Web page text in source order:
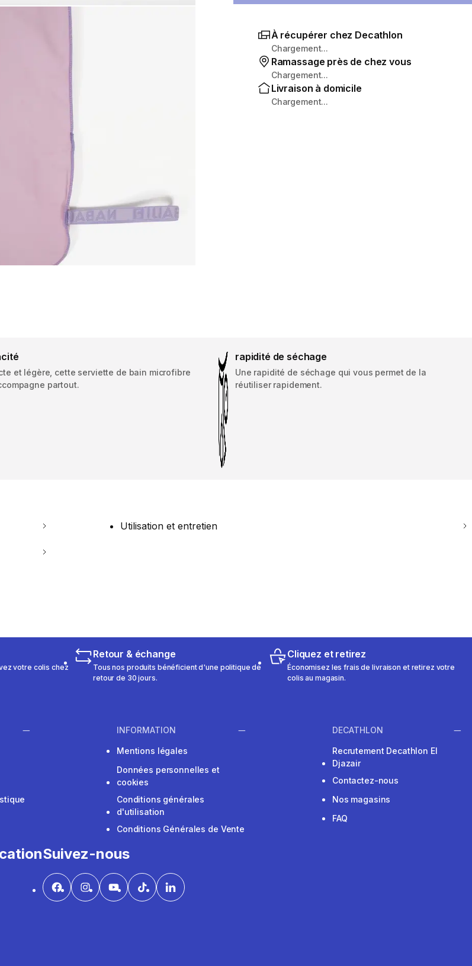
À récupérer chez Decathlon
Chargement...
Ramassage près de chez vous
Chargement...
Livraison à domicile
Chargement...
et légère, cette serviette de bain microfibre
partout.
rapidité de séchage
Une rapidité de séchage qui vous permet de la
réutiliser rapidement.
Utilisation et entretien
votre colis chez
Retour & échange
Tous nos produits bénéficient d'une politique de
retour de 30 jours.
Cliquez et retirez
Économisez les frais de livraison et retirez votre
colis au magasin.
INFORMATION
Mentions légales
Données personnelles et
cookies
Conditions générales
d'utilisation
Conditions Générales de Vente
DECATHLON
Recrutement Decathlon El
Djazair
Contactez-nous
Nos magasins
FAQ
Suivez-nous